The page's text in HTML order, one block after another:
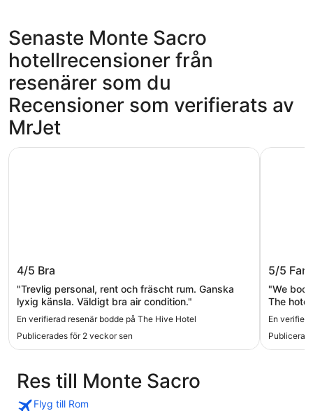
Senaste Monte Sacro
hotellrecensioner från
resenärer som du
Recensioner som verifierats av
MrJet
The Hive Hotel
4/5 Bra
"Trevlig personal, rent och fräscht rum. Ganska
lyxig känsla. Väldigt bra air condition."
En verifierad resenär bodde på The Hive Hotel
Publicerades för 2 veckor sen
The Hive Hotel
5/5
"We
The
station
En
Massimi
Res till Monte Sacro
Flyg till Rom